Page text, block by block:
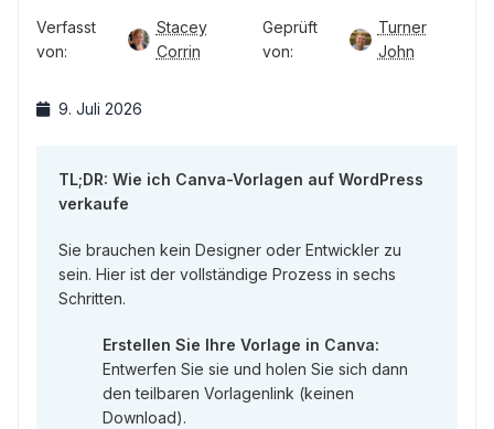
Verfasst
von:
Stacey
Corrin
Geprüft
von:
Turner
John
9. Juli 2026
TL;DR: Wie ich Canva-Vorlagen auf WordPress
verkaufe
Sie brauchen kein Designer oder Entwickler zu
sein. Hier ist der vollständige Prozess in sechs
Schritten.
Erstellen Sie Ihre Vorlage in Canva:
Entwerfen Sie sie und holen Sie sich dann
den teilbaren Vorlagenlink (keinen
Download).